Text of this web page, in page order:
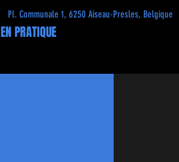
EN PRATIQUE
Pl. Communale 1, 6250 Aiseau-Presles, Belgique